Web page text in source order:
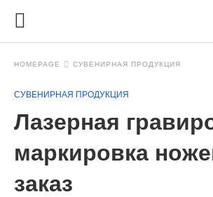
HOMEPAGE СУВЕНИРНАЯ ПРОДУКЦИЯ
СУВЕНИРНАЯ ПРОДУКЦИЯ
Лазерная
маркировка
заказ